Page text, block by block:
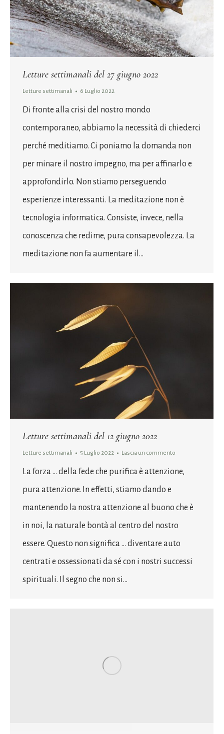
Letture settimanali del 27 giugno 2022
Letture settimanali 6 Luglio 2022
Di fronte alla crisi del nostro mondo
contemporaneo, abbiamo la necessità di chiederci
perché meditiamo. Ci poniamo la domanda non
per minare il nostro impegno, ma per affinarlo e
approfondirlo. Non stiamo perseguendo
esperienze interessanti. La meditazione non è
tecnologia informatica. Consiste, invece, nella
conoscenza che redime, pura consapevolezza. La
meditazione non fa aumentare il…
Letture settimanali del 12 giugno 2022
Letture settimanali 5 Luglio 2022 Lascia un commento
La forza … della fede che purifica è attenzione,
pura attenzione. In effetti, stiamo dando e
mantenendo la nostra attenzione al buono che è
in noi, la naturale bontà al centro del nostro
essere. Questo non significa … diventare auto
centrati e ossessionati da sé con i nostri successi
spirituali. Il segno che non si…